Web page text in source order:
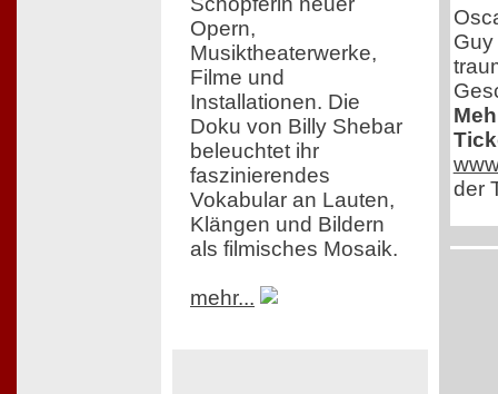
Opern,
Musiktheaterwerke,
Filme und
Installationen. Die
Doku von Billy Shebar
beleuchtet ihr
faszinierendes
Vokabular an Lauten,
Klängen und Bildern
als filmisches Mosaik.
mehr...
Guy
der